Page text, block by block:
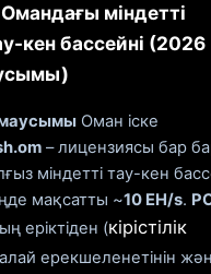
міндетті
кен бассейні (2026
Оман іске
– лицензиясы бар
міндетті тау-кен
мақсатты ~10 EH/s.
еріктіден (кірістілік
ерекшеленетінін